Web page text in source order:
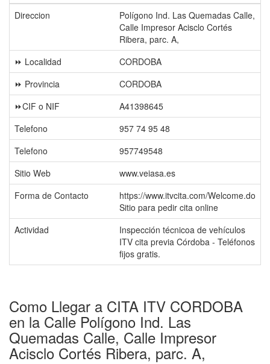
Direccion
Polígono Ind. Las Quemadas Calle,
Calle Impresor Acisclo Cortés
Ribera, parc. A,
⏩ Localidad
CORDOBA
⏩ Provincia
CORDOBA
⏩CIF o NIF
A41398645
Telefono
957 74 95 48
Telefono
957749548
Sitio Web
www.veiasa.es
Forma de Contacto
https://www.itvcita.com/Welcome.do
Sitio para pedir cita online
Actividad
Inspección técnicoa de vehículos
ITV cita previa Córdoba - Teléfonos
fijos gratis.
Como Llegar a CITA ITV CORDOBA
en la Calle Polígono Ind. Las
Quemadas Calle, Calle Impresor
Acisclo Cortés Ribera, parc. A,